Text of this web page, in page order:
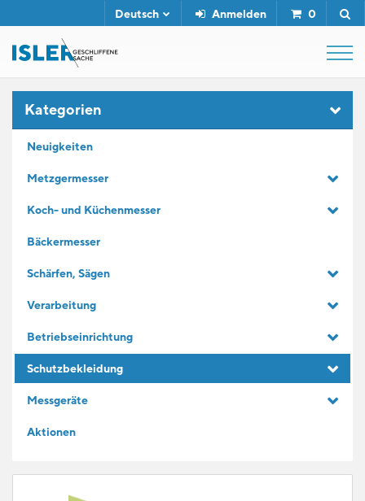
Anmelden 0
Deutsch
SERVICE
GESCHENKIDEEN
Kategorien
Neuigkeiten
Metzgermesser
Koch- und Küchenmesser
Bäckermesser
Schärfen, Sägen
Verarbeitung
Betriebseinrichtung
Schutzbekleidung
Messgeräte
Aktionen